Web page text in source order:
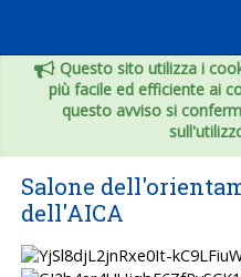
Questo sito utilizza i
più facile ed efficiente ai
questo avviso si
Salone
dell'AICA